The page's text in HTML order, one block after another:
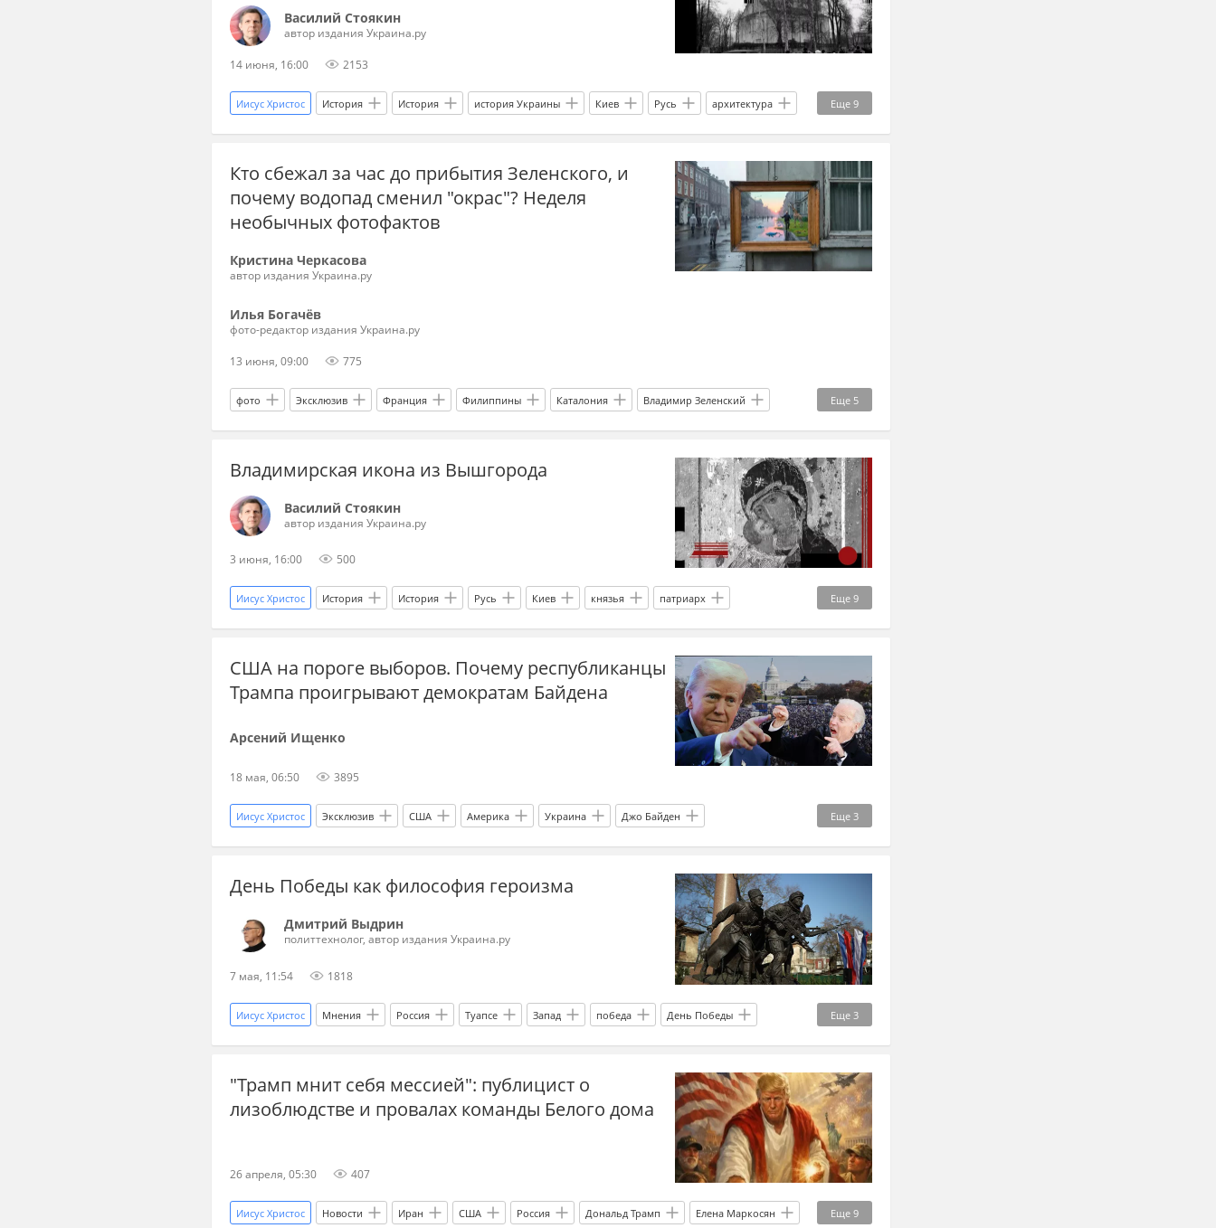
Василий Стоякин
автор издания Украина.ру
14 июня, 16:00 2153
Еще 9
Иисус Христос История История история Украины Киев Русь архитектура
Церковь художник реставрация УПЦ ЮНЕСКО София Киевская
Чернигов храм собор
Кто сбежал за час до прибытия Зеленского, и
почему водопад сменил "окрас"? Неделя
необычных фотофактов
Кристина Черкасова
автор издания Украина.ру
Илья Богачёв
фото-редактор издания Украина.ру
13 июня, 09:00 775
Еще 5
фото Эксклюзив Франция Филиппины Каталония Владимир Зеленский
Эммануэль Макрон Фридрих Мерц Россия ИИ (искусственный интеллект)
Мир без границ
Владимирская икона из Вышгорода
Василий Стоякин
автор издания Украина.ру
3 июня, 16:00 500
Еще 9
Иисус Христос История История Русь Киев князья патриарх
Константинополь Византия Православие Москва Владимир Иван Грозный
икона живопись реставрация
США на пороге выборов. Почему республиканцы
Трампа проигрывают демократам Байдена
Арсений Ищенко
18 мая, 06:50 3895
Еще 3
Иисус Христос Эксклюзив США Америка Украина Джо Байден
Дональд Трамп Демократическая партия Украина.ру
День Победы как философия героизма
Дмитрий Выдрин
политтехнолог, автор издания Украина.ру
7 мая, 11:54 1818
Еще 3
Иисус Христос Мнения Россия Туапсе Запад победа День Победы
философия герои Украина.ру
"Трамп мнит себя мессией": публицист о
лизоблюдстве и провалах команды Белого дома
26 апреля, 05:30 407
Еще 9
Иисус Христос Новости Иран США Россия Дональд Трамп Елена Маркосян